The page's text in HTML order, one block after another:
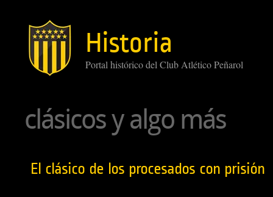
Historia
Portal histórico del Club Atlético Peñarol
clásicos y algo más
El clásico de los procesados con prisión